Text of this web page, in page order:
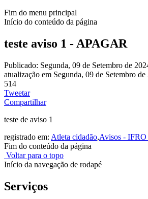
Fim do menu principal
Início do conteúdo da página
teste aviso 1 - APAGAR
Publicado: Segunda, 09 de Setembro de
atualização em Segunda, 09 de Setembro de
514
Tweetar
Compartilhar
teste de aviso 1
registrado em: Atleta cidadão,Avisos - IFRO
Fim do conteúdo da página
Voltar para o topo
Início da navegação de rodapé
Serviços